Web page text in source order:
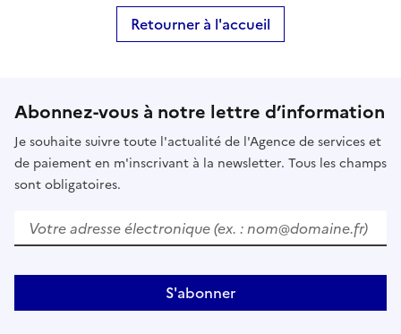
Retourner à l'accueil
Abonnez-vous à notre lettre d’information
Je souhaite suivre toute l'actualité de l'Agence de services et
de paiement en m'inscrivant à la newsletter. Tous les champs
sont obligatoires.
Votre adresse électronique (ex. : nom@domaine.fr)
S'abonner